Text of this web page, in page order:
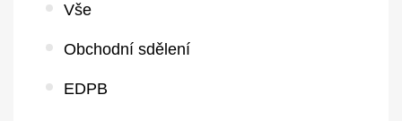
Vše
Obchodní sdělení
EDPB